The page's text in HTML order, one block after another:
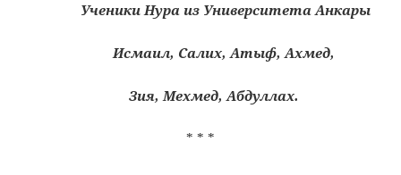
Ученики Нура из Университета Анкары
Исмаил, Салих, Атыф, Ахмед,
Зия, Мехмед, Абдуллах.
* * *